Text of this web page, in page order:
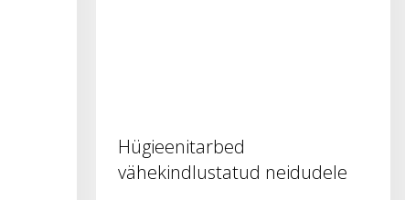
Hügieenitarbed
vähekindlustatud neidudele